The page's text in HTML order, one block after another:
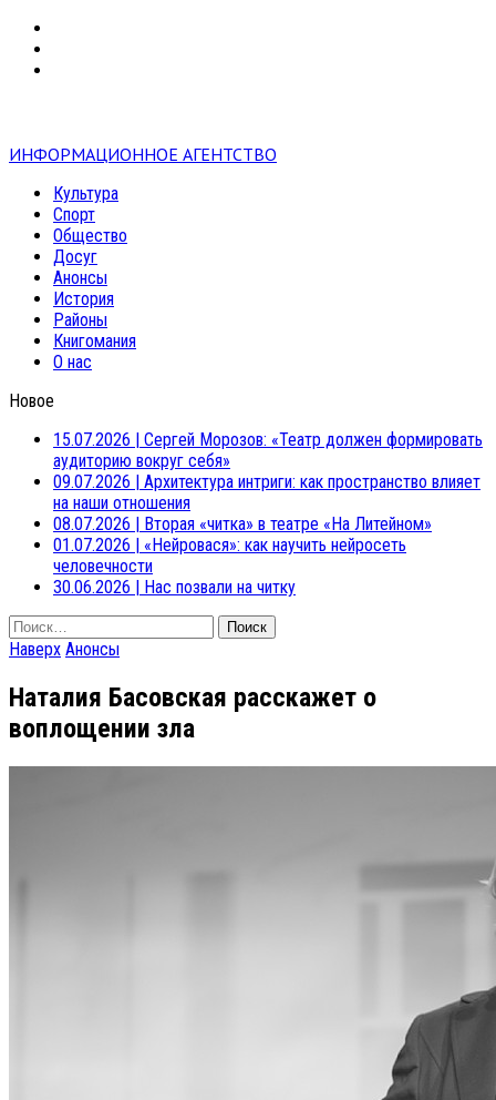
ИНФОРМАЦИОННОЕ АГЕНТСТВО
Культура
Спорт
Общество
Досуг
Анонсы
История
Районы
Книгомания
О нас
Новое
15.07.2026 | Сергей Морозов: «Театр должен формировать
аудиторию вокруг себя»
09.07.2026 | Архитектура интриги: как пространство влияет
на наши отношения
08.07.2026 | Вторая «читка» в театре «На Литейном»
01.07.2026 | «Нейровася»: как научить нейросеть
человечности
30.06.2026 | Нас позвали на читку
Найти:
Наверх Анонсы
Наталия Басовская расскажет о
воплощении зла